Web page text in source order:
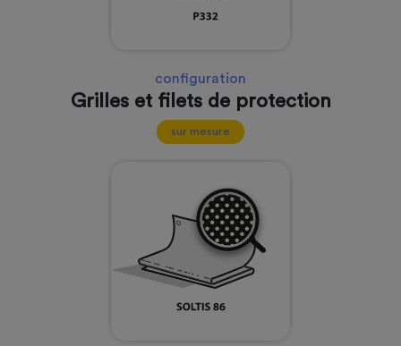
configuration
Grilles et filets de protection
sur mesure